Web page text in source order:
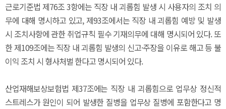
근로기준법 제76조 3항에는 직장 내 괴롭힘 발생 시 사용자의 조치 의
무에 대해 명시하고 있고, 제93조에서는 직장 내 괴롭힘 예방 및 발생
시 조치사항에 관한 취업규칙 필수 기재의무에 대해 명시되어 있다. 또
한 제109조에는 직장 내 괴롭힘 발생의 신고·주장을 이유로 해고 등 불
이익 조치 시 형사처벌 한다고 명시되어 있다.
산업재해보상보험법 제37조에는 직장 내 괴롭힘으로 업무상 정신적
스트레스가 원인이 되어 발생한 질병을 업무상 질병에 포함한다고 명